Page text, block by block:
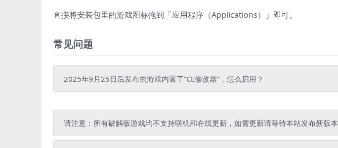
直接将安装包里的游戏图标拖到「应用程序（Applications）」即可。
常见问题
2025年9月25日后发布的游戏内置了“CE修改器”，怎么启用？
请注意：所有破解版游戏均不支持联机和在线更新，如需更新请等待本站发布新版本